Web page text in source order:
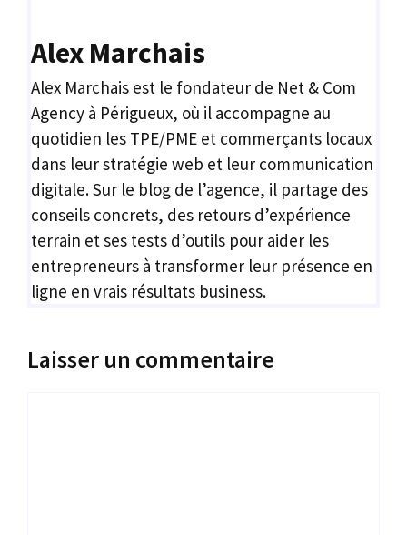
Alex Marchais
Alex Marchais est le fondateur de Net & Com
Agency à Périgueux, où il accompagne au
quotidien les TPE/PME et commerçants locaux
dans leur stratégie web et leur communication
digitale. Sur le blog de l’agence, il partage des
conseils concrets, des retours d’expérience
terrain et ses tests d’outils pour aider les
entrepreneurs à transformer leur présence en
ligne en vrais résultats business.
Laisser un commentaire